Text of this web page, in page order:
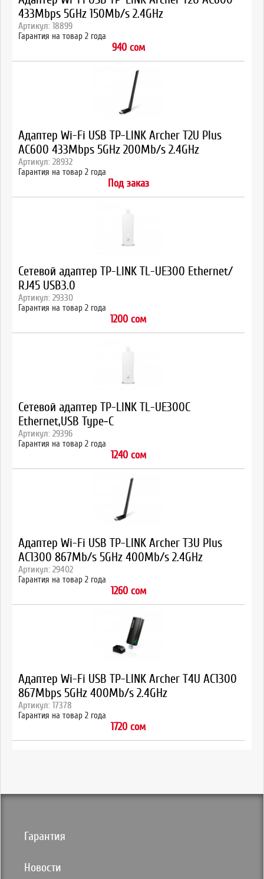
433Mbps 5GHz 150Mb/s 2.4GHz
Артикул: 18899
Гарантия на товар 2 года
940 сом
Адаптер Wi-Fi USB TP-LINK Archer T2U Plus
AC600 433Mbps 5GHz 200Mb/s 2.4GHz
Артикул: 28932
Гарантия на товар 2 года
Под заказ
Сетевой адаптер TP-LINK TL-UE300 Ethernet/
RJ45 USB3.0
Артикул: 29330
Гарантия на товар 2 года
1200 сом
Сетевой адаптер TP-LINK TL-UE300C
Ethernet,USB Type‑C
Артикул: 29396
Гарантия на товар 2 года
1240 сом
Адаптер Wi-Fi USB TP-LINK Archer T3U Plus
AC1300 867Mb/s 5GHz 400Mb/s 2.4GHz
Артикул: 29402
Гарантия на товар 2 года
1260 сом
Адаптер Wi-Fi USB TP-LINK Archer T4U AC1300
867Mbps 5GHz 400Mb/s 2.4GHz
Артикул: 17378
Гарантия на товар 2 года
1720 сом
Гарантия
Новости